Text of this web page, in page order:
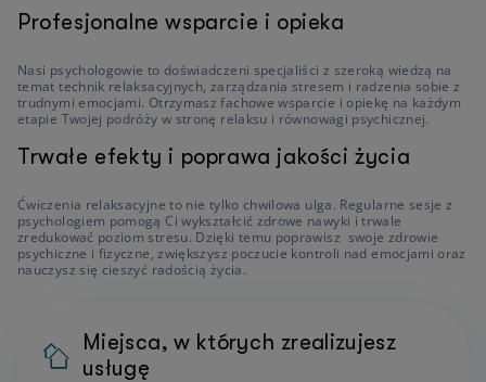
Profesjonalne wsparcie i opieka
Nasi psychologowie to doświadczeni specjaliści z szeroką wiedzą na
temat technik relaksacyjnych, zarządzania stresem i radzenia sobie z
trudnymi emocjami. Otrzymasz fachowe wsparcie i opiekę na każdym
etapie Twojej podróży w stronę relaksu i równowagi psychicznej.
Trwałe efekty i poprawa jakości życia
Ćwiczenia relaksacyjne to nie tylko chwilowa ulga. Regularne sesje z
psychologiem pomogą Ci wykształcić zdrowe nawyki i trwale
zredukować poziom stresu. Dzięki temu poprawisz swoje zdrowie
psychiczne i fizyczne, zwiększysz poczucie kontroli nad emocjami oraz
nauczysz się cieszyć radością życia.
Miejsca, w których zrealizujesz
usługę